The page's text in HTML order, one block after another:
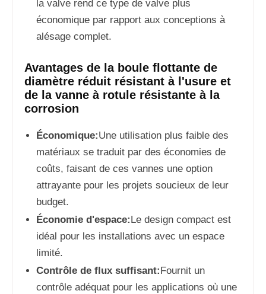
la valve rend ce type de valve plus
économique par rapport aux conceptions à
alésage complet.
Avantages de la boule flottante de
diamètre réduit résistant à l'usure et
de la vanne à rotule résistante à la
corrosion
Économique:Une utilisation plus faible des
matériaux se traduit par des économies de
coûts, faisant de ces vannes une option
attrayante pour les projets soucieux de leur
budget.
Économie d'espace:Le design compact est
idéal pour les installations avec un espace
limité.
Contrôle de flux suffisant:Fournit un
contrôle adéquat pour les applications où une